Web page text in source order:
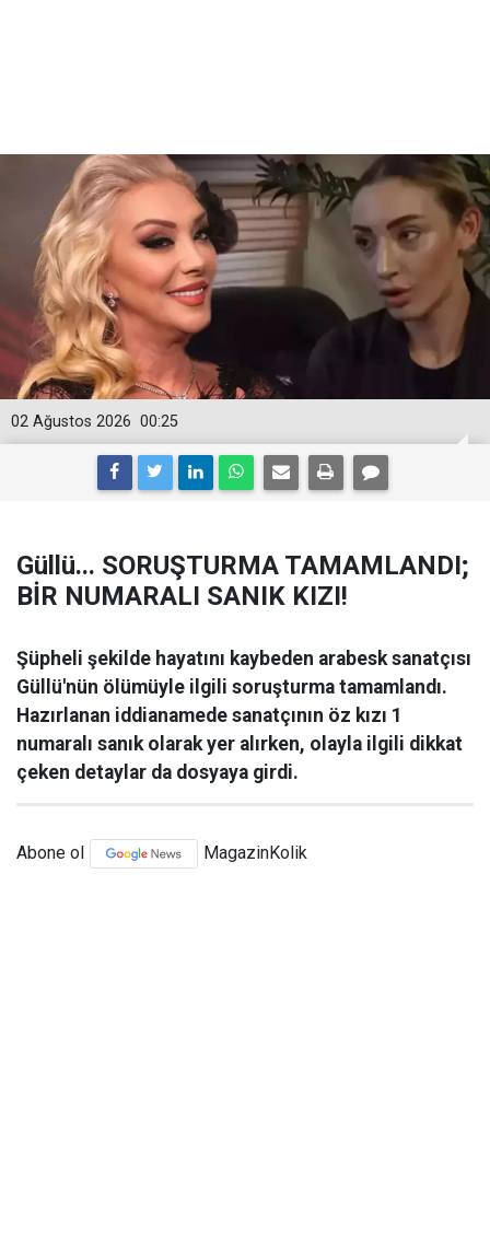
00:25
02 Ağustos 2026
Güllü... SORUŞTURMA TAMAMLANDI;
BİR NUMARALI SANIK KIZI!
Şüpheli şekilde hayatını kaybeden arabesk sanatçısı
Güllü'nün ölümüyle ilgili soruşturma tamamlandı.
Hazırlanan iddianamede sanatçının öz kızı 1
numaralı sanık olarak yer alırken, olayla ilgili dikkat
çeken detaylar da dosyaya girdi.
Abone ol MagazinKolik